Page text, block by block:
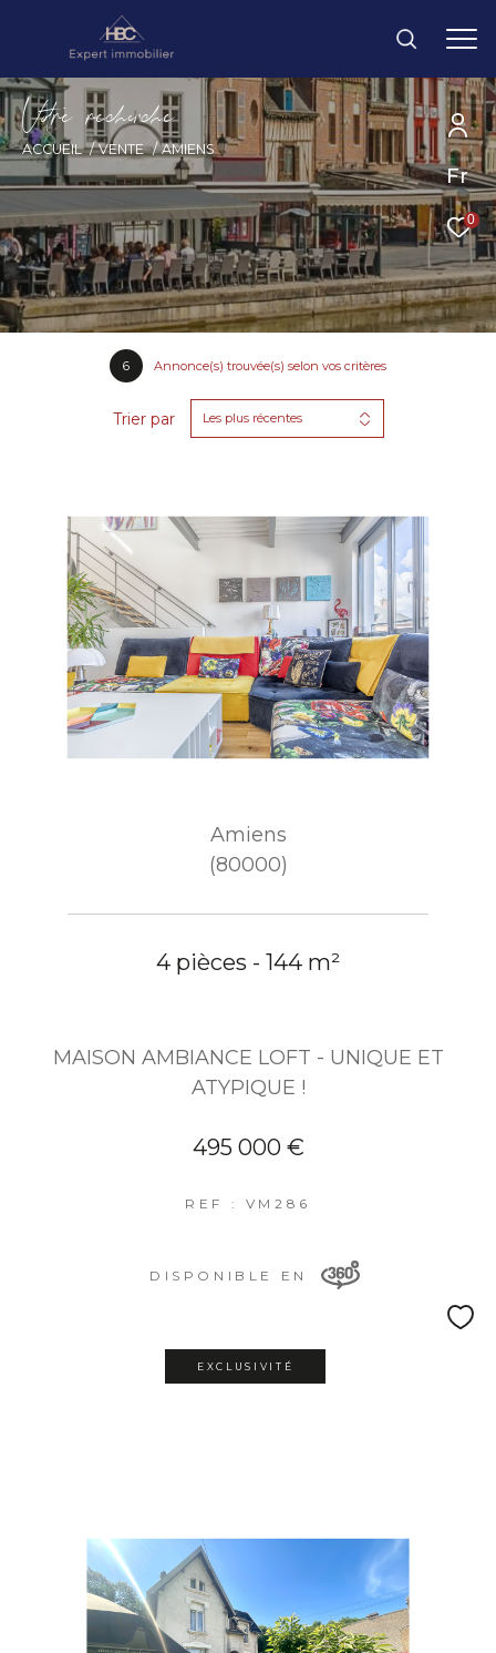
Fr
0
Vore recece
ACCUEIL VENTE AMIENS
6 Annonce(s) trouvée(s) selon vos critères
Trier par Les plus récentes
Amiens
(80000)
4 pièces - 144 m²
MAISON AMBIANCE LOFT - UNIQUE ET
ATYPIQUE !
495 000 €
REF : VM286
DISPONIBLE EN
EXCLUSIVITÉ